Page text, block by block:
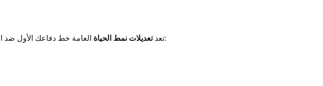
تعدتعديلات نمط الحياة العامة خط دفاعك الأول ضد التباطؤ المعرفي. هذه العادات مثبتة علمياً لدعم صحة الدماغ بشكل عام ويمكن أن تساعد في رفع الغشاوة: